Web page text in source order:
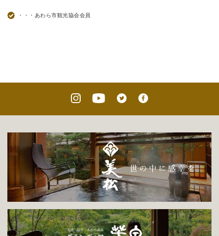
・・・あわら市観光協会会員